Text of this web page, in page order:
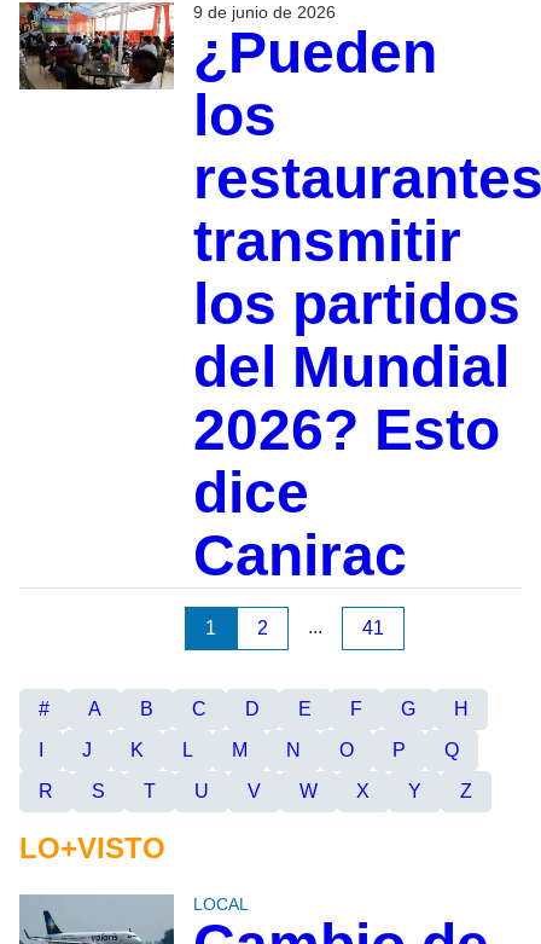
9 de junio de 2026
¿Pueden
los
transmitir
los partidos
del Mundial
2026? Esto
dice
Canirac
1 2 ... 41
# A B C D E F G
H
J K L M N O P
Q
R
S T U V W X Y Z
LO+VISTO
LOCAL